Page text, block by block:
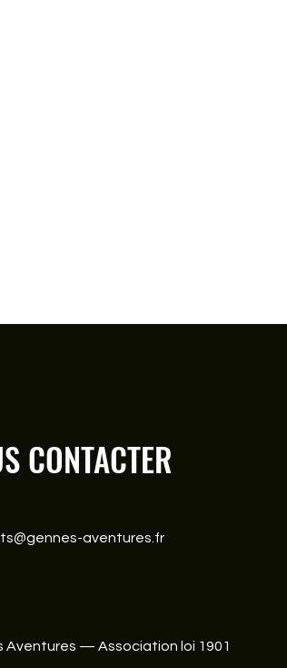
CONTACTER
aventures.fr
Aventures — Association loi 1901